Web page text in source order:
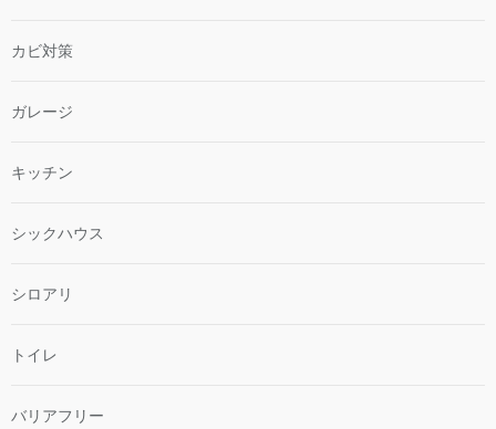
カビ対策
ガレージ
キッチン
シックハウス
シロアリ
トイレ
バリアフリー